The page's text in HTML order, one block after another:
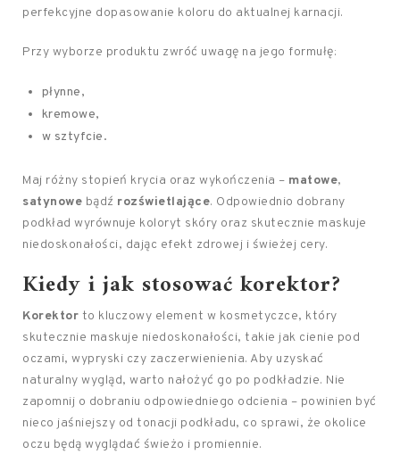
perfekcyjne dopasowanie koloru do aktualnej karnacji.
Przy wyborze produktu zwróć uwagę na jego formułę:
płynne,
kremowe,
w sztyfcie.
Maj różny stopień krycia oraz wykończenia – matowe,
satynowe bądź rozświetlające. Odpowiednio dobrany
podkład wyrównuje koloryt skóry oraz skutecznie maskuje
niedoskonałości, dając efekt zdrowej i świeżej cery.
Kiedy i jak stosować korektor?
Korektor to kluczowy element w kosmetyczce, który
skutecznie maskuje niedoskonałości, takie jak cienie pod
oczami, wypryski czy zaczerwienienia. Aby uzyskać
naturalny wygląd, warto nałożyć go po podkładzie. Nie
zapomnij o dobraniu odpowiedniego odcienia – powinien być
nieco jaśniejszy od tonacji podkładu, co sprawi, że okolice
oczu będą wyglądać świeżo i promiennie.